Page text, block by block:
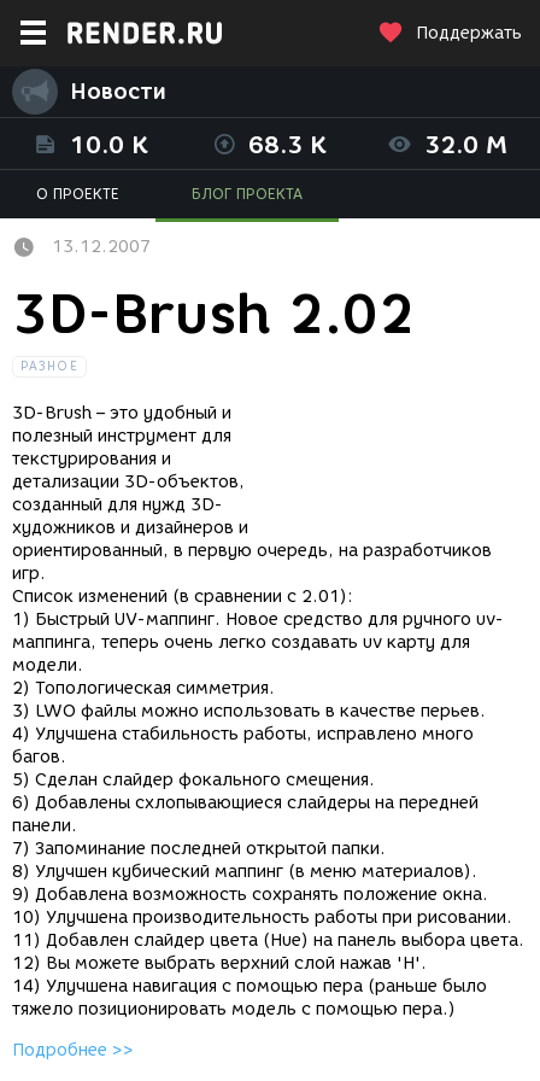
Поддержать
Новости
10.0 K 68.3 K 32.0 M
О ПРОЕКТЕ БЛОГ ПРОЕКТА
13.12.2007
3D-Brush 2.02
РАЗНОЕ
3D-Brush – это удобный и
полезный инструмент для
текстурирования и
детализации 3D-объектов,
созданный для нужд 3D-
художников и дизайнеров и
ориентированный, в первую очередь, на разработчиков
игр.
Список изменений (в сравнении с 2.01):
1) Быстрый UV-маппинг. Новое средство для ручного uv-
маппинга, теперь очень легко создавать uv карту для
модели.
2) Топологическая симметрия.
3) LWO файлы можно использовать в качестве перьев.
4) Улучшена стабильность работы, исправлено много
багов.
5) Сделан слайдер фокального смещения.
6) Добавлены схлопывающиеся слайдеры на передней
панели.
7) Запоминание последней открытой папки.
8) Улучшен кубический маппинг (в меню материалов).
9) Добавлена возможность сохранять положение окна.
10) Улучшена производительность работы при рисовании.
11) Добавлен слайдер цвета (Hue) на панель выбора цвета.
12) Вы можете выбрать верхний слой нажав 'H'.
14) Улучшена навигация с помощью пера (раньше было
тяжело позиционировать модель с помощью пера.)
Подробнее >>